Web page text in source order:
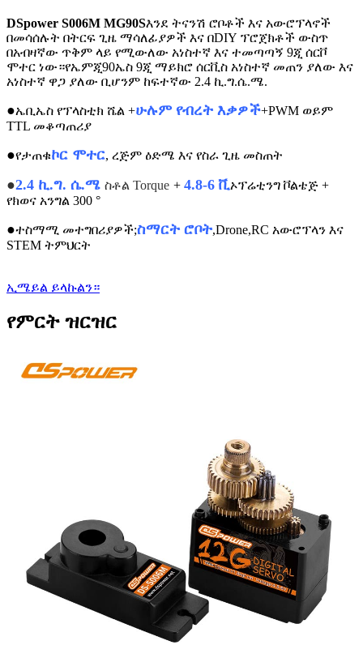
DSpower S006M MG90Sእንደ ትናንሽ ሮቦቶች እና አውሮፕላኖች
በመሳሰሉት በትርፍ ጊዜ ማሳለፊያዎች እና በDIY ፕሮጀክቶች ውስጥ
በአብዛኛው ጥቅም ላይ የሚውለው አነስተኛ እና ተመጣጣኝ 9ጂ ሰርቮ
ሞተር ነው።የኤምጂ90ኤስ 9ጂ ማይክሮ ሰርቪስ አነስተኛ መጠን ያለው እና
አነስተኛ ዋጋ ያለው ቢሆንም ከፍተኛው 2.4 ኪ.ግ.ሴ.ሜ.
●ኤቢኤስ የፕላስቲክ ሼል +ሁሉም የብረት እቃዎች+PWM ወይም
TTL መቆጣጠሪያ
●የታጠቁኮር ሞተር, ረጅም ዕድሜ እና የስራ ጊዜ መስጠት
●2.4 ኪ.ግ. ሴ.ሜ ስቶል Torque + 4.8-6 ቪኦፕሬቲንግ ቮልቴጅ +
የክወና አንግል 300 °
●ተስማሚ መተግበሪያዎች;ስማርት ሮቦት,Drone,RC አውሮፕላን እና
STEM ትምህርት
ኢሜይል ይላኩልን።
የምርት ዝርዝር